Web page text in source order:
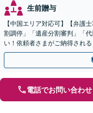
生前贈与
【中国エリア対応可】【弁護
割調停」「遺産分割審判」「
い！依頼者さまがご納得され
掛けています【土日祝／夜間
電話でお問い合わせ